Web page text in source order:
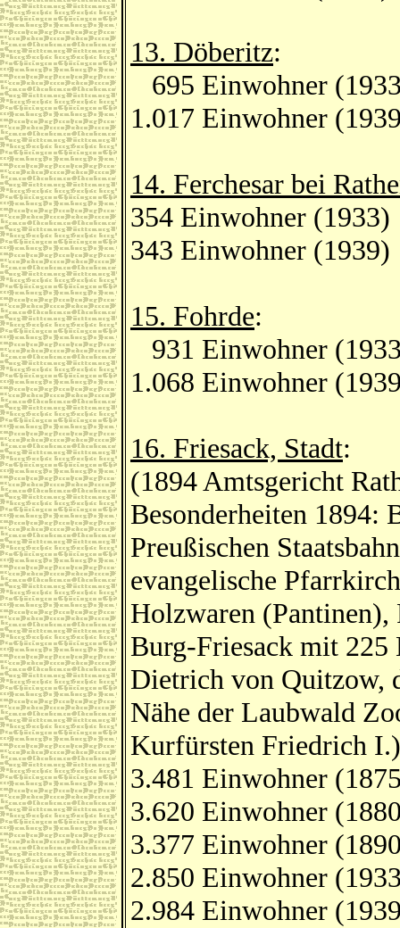
13. Döberitz:
695 Einwohner
1.017 Einwohner
14. Ferchesar bei
354 Einwohner (1933)
343 Einwohner (1939)
15. Fohrde:
931 Einwohner
1.068 Einwohner
16. Friesack, Stadt:
(1894 Amtsgericht
Besonderheiten
Preußischen
evangelische
Holzwaren (Pantinen),
Burg-Friesack mit 225
Dietrich von Quitzow,
Nähe der Laubwald
Kurfürsten Friedrich I.)
3.481 Einwohner
3.620 Einwohner
3.377 Einwohner
2.850 Einwohner
2.984 Einwohner